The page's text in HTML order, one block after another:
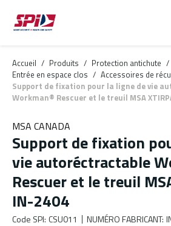
Aller au contenu principal
Skip to menu
Skip to footer
Accueil / Produits / Protection antichute /
Entrée en espace clos / Accessoires de
Support de fixation pour la ligne de vie
Workman® Rescuer et le treuil MSA
MSA CANADA
Support de fixation
vie autoréctractable
Rescuer et le treuil
IN-2404
Code SPI: CSU011 NUMÉRO FABRICANT: